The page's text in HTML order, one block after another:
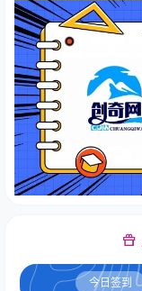
今日签到